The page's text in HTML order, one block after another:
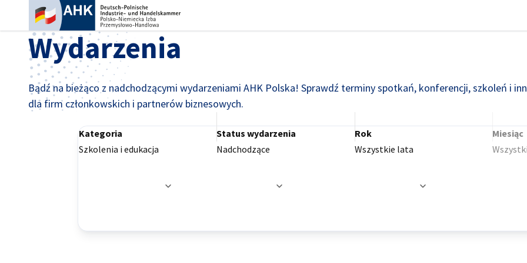
Wydarzenia
Bądź na bieżąco z nadchodzącymi wydarzeniami AHK Polska! Sprawdź terminy spotkań, konferencji, szkoleń i
dla firm członkowskich i partnerów biznesowych.
Opcje filtrowania zostały pomyślnie zaktualizowane
Kategoria
Szkolenia i edukacja
Status wydarzenia
Nadchodzące
Rok
Wszystkie lata
Miesiąc